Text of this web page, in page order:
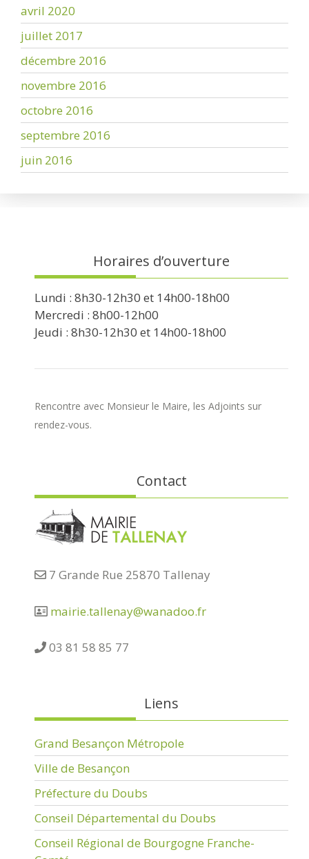
avril 2020
juillet 2017
décembre 2016
novembre 2016
octobre 2016
septembre 2016
juin 2016
Horaires d’ouverture
Lundi : 8h30-12h30 et 14h00-18h00
Mercredi : 8h00-12h00
Jeudi : 8h30-12h30 et 14h00-18h00
Rencontre avec Monsieur le Maire, les Adjoints sur
rendez-vous.
Contact
7 Grande Rue 25870 Tallenay
mairie.tallenay@wanadoo.fr
03 81 58 85 77
Liens
Grand Besançon Métropole
Ville de Besançon
Préfecture du Doubs
Conseil Départemental du Doubs
Conseil Régional de Bourgogne Franche-